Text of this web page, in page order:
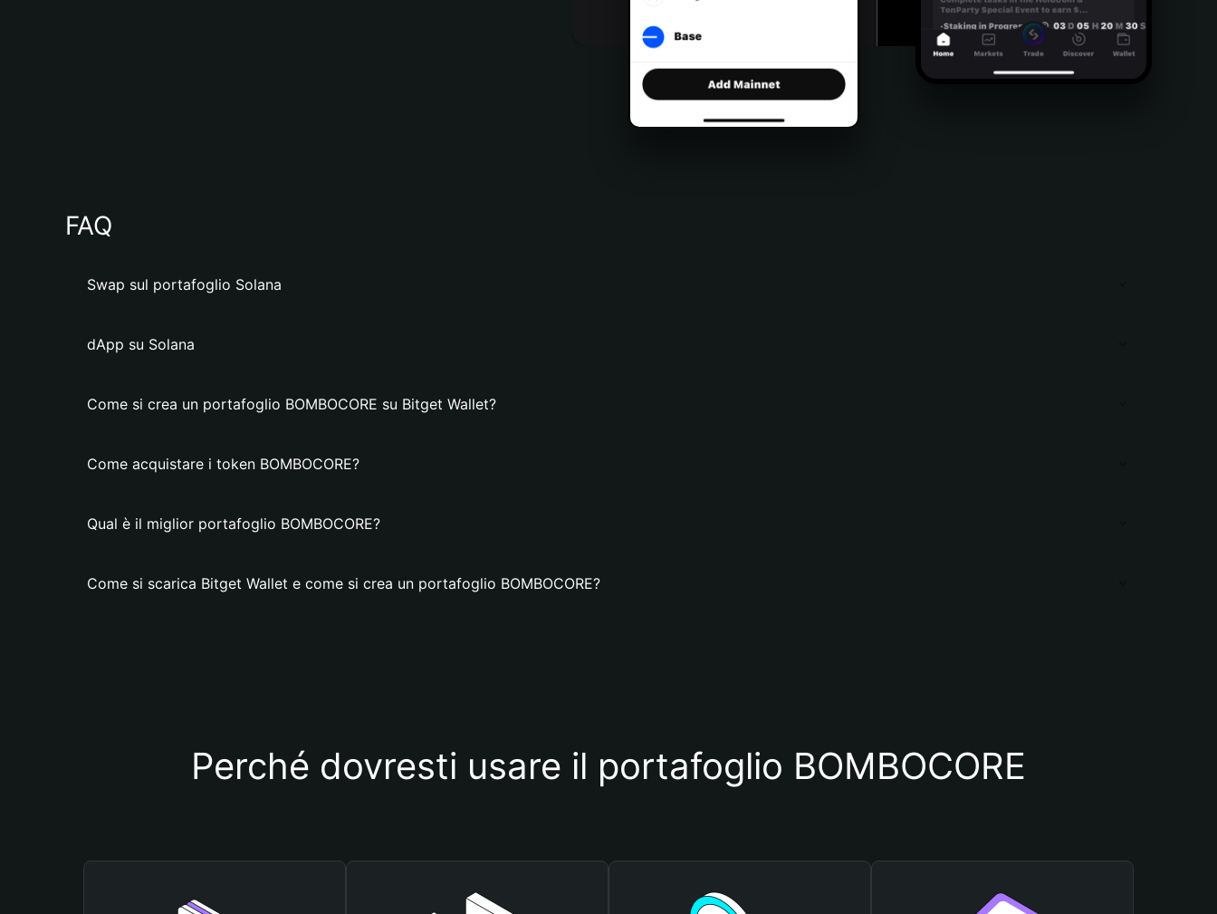
FAQ
Swap sul portafoglio Solana
dApp su Solana
Come si crea un portafoglio BOMBOCORE su Bitget Wallet?
Come acquistare i token BOMBOCORE?
Qual è il miglior portafoglio BOMBOCORE?
Come si scarica Bitget Wallet e come si crea un portafoglio BOMBOCORE?
Perché dovresti usare il portafoglio BOMBOCORE